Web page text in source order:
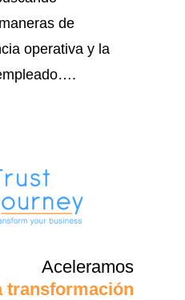
de
operativa y la
Aceleramos
transformación